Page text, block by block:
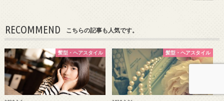
RECOMMEND こちらの記事も人気です。
髪型・ヘアスタイル 髪型・ヘアスタイル